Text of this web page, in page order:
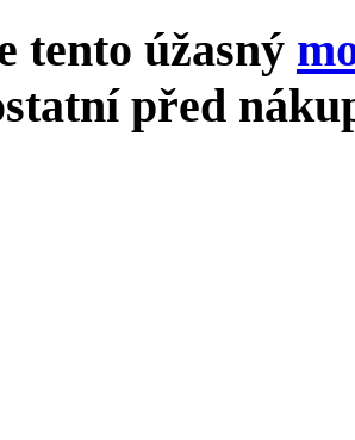
tento úžasný
před